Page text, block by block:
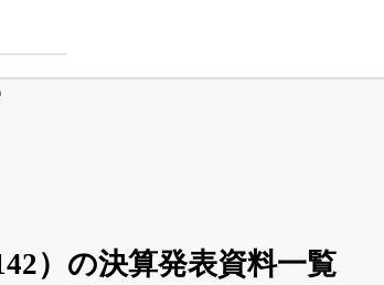
）の決算発表資料一覧